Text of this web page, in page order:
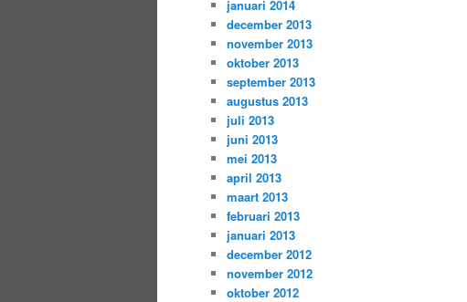
januari 2014
december 2013
november 2013
oktober 2013
september 2013
augustus 2013
juli 2013
juni 2013
mei 2013
april 2013
maart 2013
februari 2013
januari 2013
december 2012
november 2012
oktober 2012